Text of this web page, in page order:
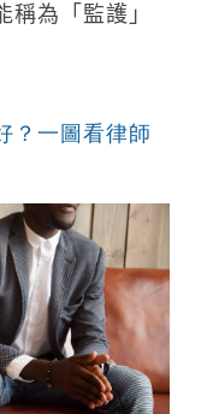
為「監護」
？一圖看律師